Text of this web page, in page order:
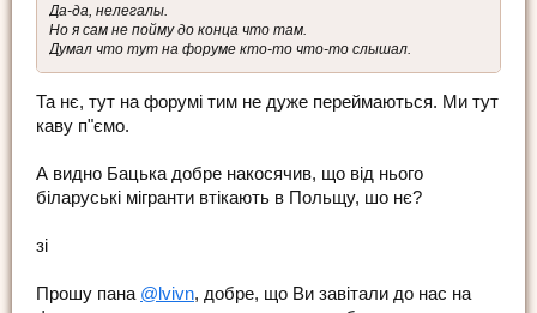
Да-да, нелегалы.
Но я сам не пойму до конца что там.
Думал что тут на форуме кто-то что-то слышал.
Та нє, тут на форумі тим не дуже переймаються. Ми тут
каву п"ємо.
А видно Бацька добре накосячив, що від нього
біларуські мігранти втікають в Польщу, шо нє?
зі
Прошу пана @lvivn, добре, що Ви завітали до нас на